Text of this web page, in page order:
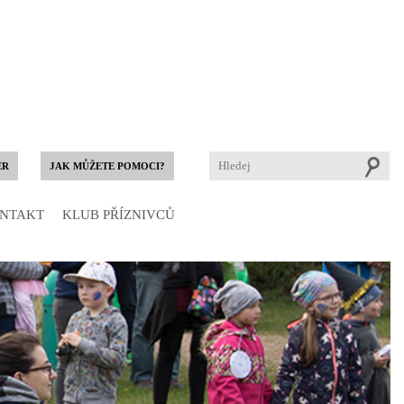
JAK MŮŽETE POMOCI?
KLUB PŘÍZNIVCŮ